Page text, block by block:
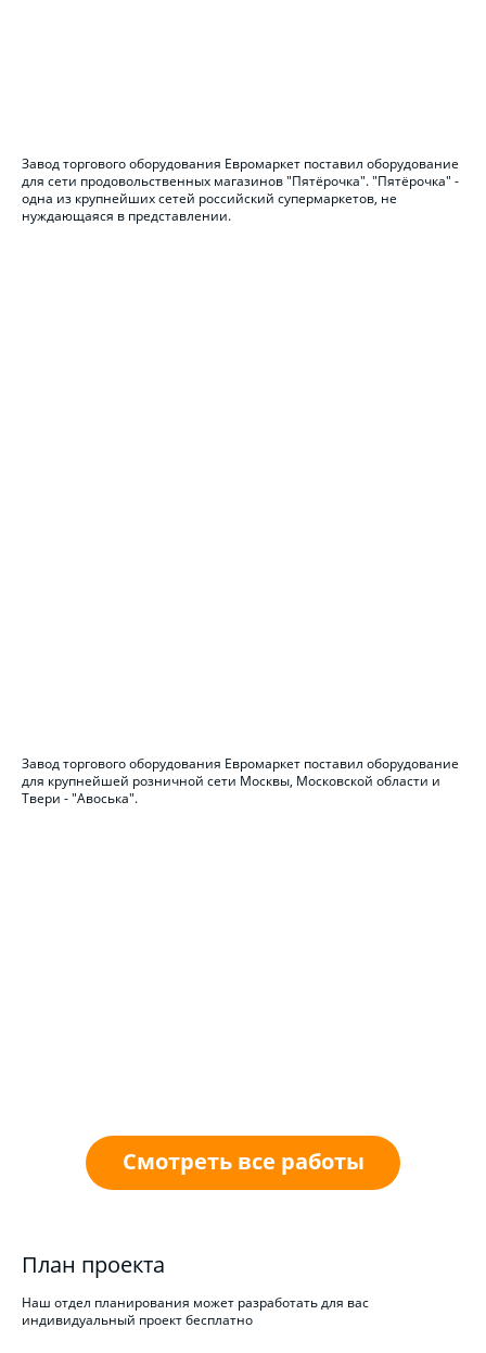
Завод торгового оборудования Евромаркет поставил оборудование
для сети продовольственных магазинов "Пятёрочка". "Пятёрочка" -
одна из крупнейших сетей российский супермаркетов, не
нуждающаяся в представлении.
Завод торгового оборудования Евромаркет поставил оборудование
для крупнейшей розничной сети Москвы, Московской области и
Твери - "Авоська".
Смотреть все работы
План проекта
Наш отдел планирования может разработать для вас
индивидуальный проект бесплатно